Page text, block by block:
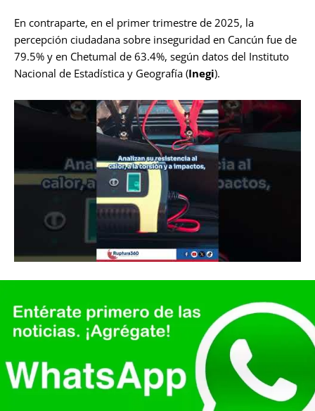
En contraparte, en el primer trimestre de 2025, la
percepción ciudadana sobre inseguridad en Cancún fue de
79.5% y en Chetumal de 63.4%, según datos del Instituto
Nacional de Estadística y Geografía (Inegi).